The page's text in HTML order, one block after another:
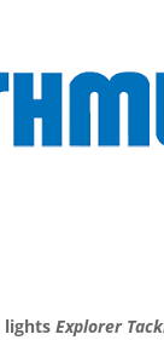
lightsExplorer